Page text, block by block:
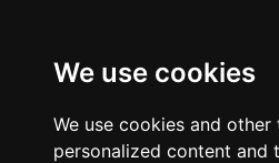
We use cookies
We use cookies and
personalized content and